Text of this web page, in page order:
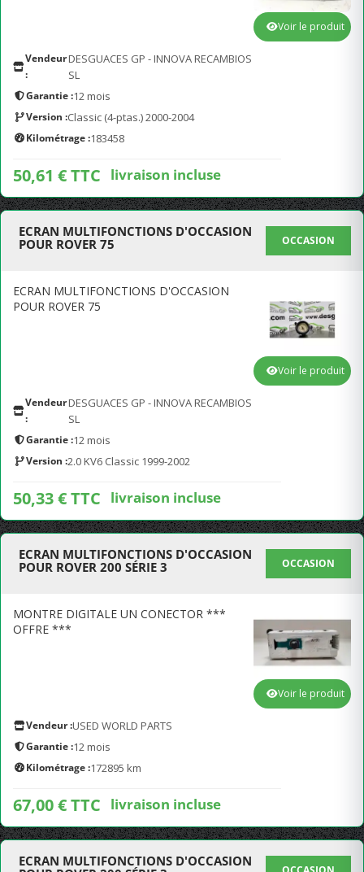
Vendeur
:
DESGUACES GP - INNOVA RECAMBIOS
SL
Garantie :12 mois
Version :Classic (4-ptas.) 2000-2004
Kilométrage :183458
50,61 € TTC livraison incluse
Voir le produit
ECRAN MULTIFONCTIONS D'OCCASION
POUR ROVER 75
OCCASION
ECRAN MULTIFONCTIONS D'OCCASION
POUR ROVER 75
Vendeur
:
DESGUACES GP - INNOVA RECAMBIOS
SL
Garantie :12 mois
Version :2.0 KV6 Classic 1999-2002
50,33 € TTC livraison incluse
Voir le produit
ECRAN MULTIFONCTIONS D'OCCASION
POUR ROVER 200 SÉRIE 3
OCCASION
MONTRE DIGITALE UN CONECTOR ***
OFFRE ***
Vendeur :USED WORLD PARTS
Garantie :12 mois
Kilométrage :172895 km
67,00 € TTC livraison incluse
Voir le produit
ECRAN MULTIFONCTIONS D'OCCASION